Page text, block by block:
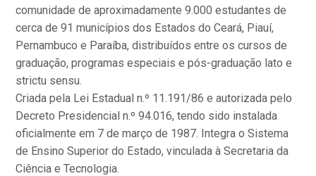
comunidade de aproximadamente 9.000 estudantes de
cerca de 91 municípios dos Estados do Ceará, Piauí,
Pernambuco e Paraíba, distribuídos entre os cursos de
graduação, programas especiais e pós-graduação lato e
strictu sensu.
Criada pela Lei Estadual n.º 11.191/86 e autorizada pelo
Decreto Presidencial n.º 94.016, tendo sido instalada
oficialmente em 7 de março de 1987. Integra o Sistema
de Ensino Superior do Estado, vinculada à Secretaria da
Ciência e Tecnologia.